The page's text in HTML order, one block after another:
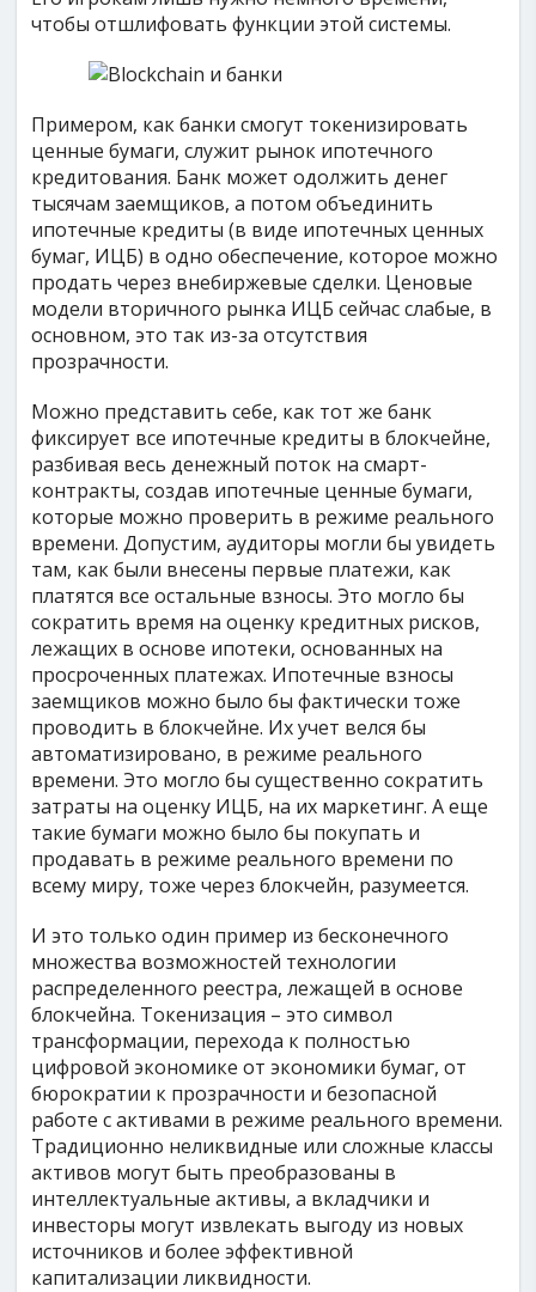
чтобы отшлифовать функции этой системы.
Примером, как банки смогут токенизировать
ценные бумаги, служит рынок ипотечного
кредитования. Банк может одолжить денег
тысячам заемщиков, а потом объединить
ипотечные кредиты (в виде ипотечных ценных
бумаг, ИЦБ) в одно обеспечение, которое можно
продать через внебиржевые сделки. Ценовые
модели вторичного рынка ИЦБ сейчас слабые, в
основном, это так из-за отсутствия
прозрачности.
Можно представить себе, как тот же банк
фиксирует все ипотечные кредиты в блокчейне,
разбивая весь денежный поток на смарт-
контракты, создав ипотечные ценные бумаги,
которые можно проверить в режиме реального
времени. Допустим, аудиторы могли бы увидеть
там, как были внесены первые платежи, как
платятся все остальные взносы. Это могло бы
сократить время на оценку кредитных рисков,
лежащих в основе ипотеки, основанных на
просроченных платежах. Ипотечные взносы
заемщиков можно было бы фактически тоже
проводить в блокчейне. Их учет велся бы
автоматизировано, в режиме реального
времени. Это могло бы существенно сократить
затраты на оценку ИЦБ, на их маркетинг. А еще
такие бумаги можно было бы покупать и
продавать в режиме реального времени по
всему миру, тоже через блокчейн, разумеется.
И это только один пример из бесконечного
множества возможностей технологии
распределенного реестра, лежащей в основе
блокчейна. Токенизация – это символ
трансформации, перехода к полностью
цифровой экономике от экономики бумаг, от
бюрократии к прозрачности и безопасной
работе с активами в режиме реального времени.
Традиционно неликвидные или сложные классы
активов могут быть преобразованы в
интеллектуальные активы, а вкладчики и
инвесторы могут извлекать выгоду из новых
источников и более эффективной
капитализации ликвидности.